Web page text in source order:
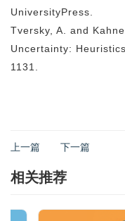
UniversityPress.
Tversky, A. and
Uncertainty:
1131.
上一篇 下一篇
相关推荐